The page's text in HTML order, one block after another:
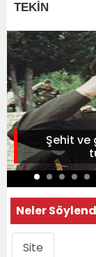
TEKİN
Şehit ve
Neler
Site